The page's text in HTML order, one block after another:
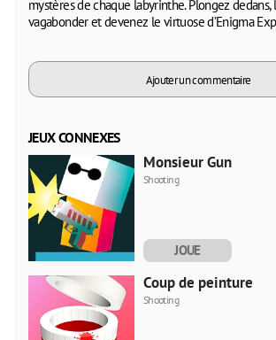
mystères de chaque labyrinthe. Plongez
vagabonder et devenez le virtuose d’Enigma
Ajouter un commentaire
JEUX CONNEXES
Monsieur Gun
Shooting
JOUE
Coup de peinture
Shooting